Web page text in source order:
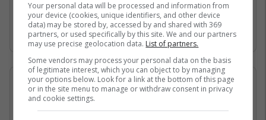
Gjirin Persik dhe nuk janë në gjendje të arrijnë
në det të hapur për shkak të bllokadës
iraniane. /Telegrafi/
07/05/2026 • 16:19
Në çfarë kushtesh mund të
Your personal data will be processed and information from
your device (cookies, unique identifiers, and other device
data) may be stored by, accessed by and shared with 369
partners, or used specifically by this site. We and our partners
may use precise geolocation data. List of partners.
Some vendors may process your personal data on the basis
of legitimate interest, which you can object to by managing
your options below. Look for a link at the bottom of this page
or in the site menu to manage or withdraw consent in privacy
and cookie settings.